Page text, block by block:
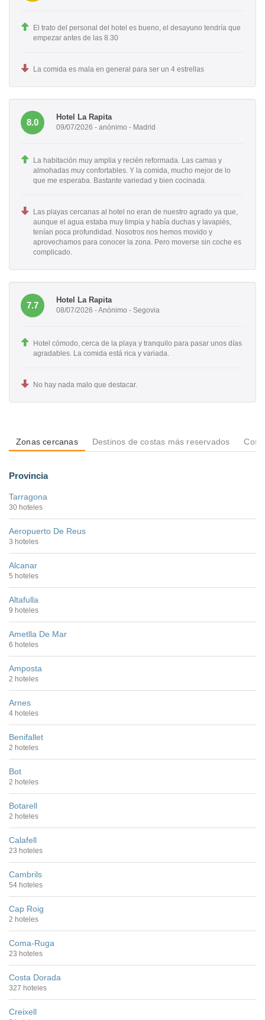
El trato del personal del hotel es bueno, el desayuno tendría que
empezar antes de las 8.30
La comida es mala en general para ser un 4 estrellas
8.0
Hotel La Rapita
09/07/2026 - anónimo - Madrid
La habitación muy amplia y recién reformada. Las camas y
almohadas muy confortables. Y la comida, mucho mejor de lo
que me esperaba. Bastante variedad y bien cocinada.
Las playas cercanas al hotel no eran de nuestro agrado ya que,
aunque el agua estaba muy limpia y había duchas y lavapiés,
tenían poca profundidad. Nosotros nos hemos movido y
aprovechamos para conocer la zona. Pero moverse sin coche es
complicado.
7.7
Hotel La Rapita
08/07/2026 - Anónimo - Segovia
Hotel cómodo, cerca de la playa y tranquilo para pasar unos días
agradables. La comida está rica y variada.
No hay nada malo que destacar.
Zonas cercanas Destinos de costas más reservados
Provincia
Tarragona
30 hoteles
Aeropuerto De Reus
3 hoteles
Alcanar
5 hoteles
Altafulla
9 hoteles
Ametlla De Mar
6 hoteles
Amposta
2 hoteles
Arnes
4 hoteles
Benifallet
2 hoteles
Bot
2 hoteles
Botarell
2 hoteles
Calafell
23 hoteles
Cambrils
54 hoteles
Cap Roig
2 hoteles
Coma-Ruga
23 hoteles
Costa Dorada
327 hoteles
Creixell